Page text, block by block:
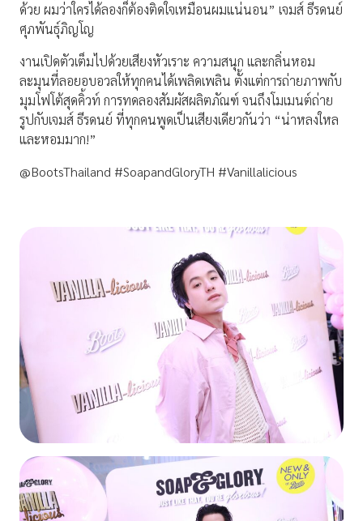
ด้วย ผมว่าใครได้ลองก็ต้องติดใจเหมือนผมแน่นอน” เจมส์ ธีรดนย์
ศุภพันธุ์ภิญโญ
งานเปิดตัวเต็มไปด้วยเสียงหัวเราะ ความสนุก และกลิ่นหอม
ละมุนที่ลอยอบอวลให้ทุกคนได้เพลิดเพลิน ตั้งแต่การถ่ายภาพกับ
มุมโฟโต้สุดคิ้วท์ การทดลองสัมผัสผลิตภัณฑ์ จนถึงโมเมนต์ถ่าย
รูปกับเจมส์ ธีรดนย์ ที่ทุกคนพูดเป็นเสียงเดียวกันว่า “น่าหลงใหล
และหอมมาก!”
@BootsThailand #SoapandGloryTH #Vanillalicious